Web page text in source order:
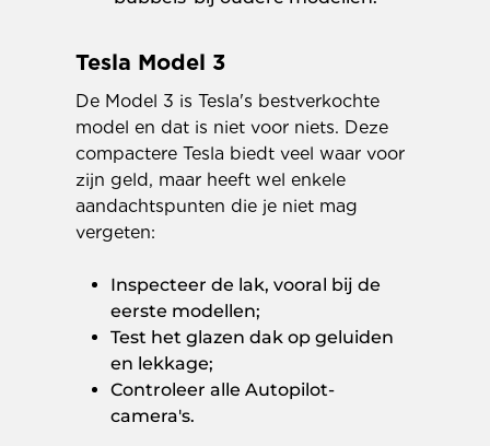
Tesla Model 3
De Model 3 is Tesla's bestverkochte
model en dat is niet voor niets. Deze
compactere Tesla biedt veel waar voor
zijn geld, maar heeft wel enkele
aandachtspunten die je niet mag
vergeten:
Inspecteer de lak, vooral bij de
eerste modellen;
Test het glazen dak op geluiden
en lekkage;
Controleer alle Autopilot-
camera's.